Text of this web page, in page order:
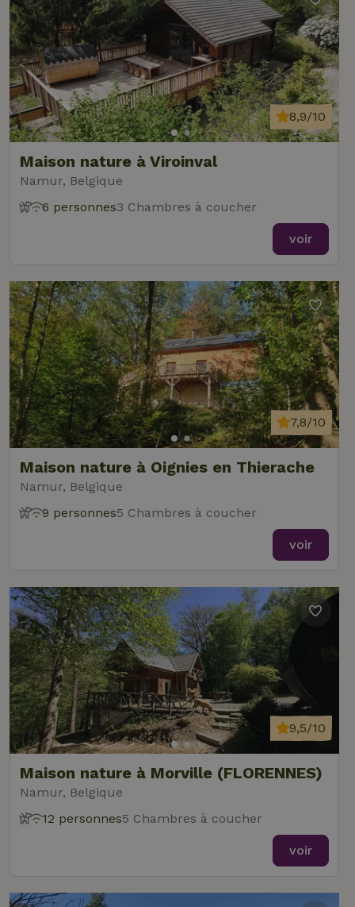
Maison nature à Viroinval
Namur, Belgique
8,9/10
6 personnes3 Chambres à coucher
voir
Maison nature à Oignies en Thierache
Namur, Belgique
7,8/10
9 personnes5 Chambres à coucher
voir
Maison nature à Morville (FLORENNES)
Namur, Belgique
9,5/10
12 personnes5 Chambres à coucher
voir